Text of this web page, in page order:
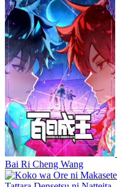
Bai Ri Cheng Wang